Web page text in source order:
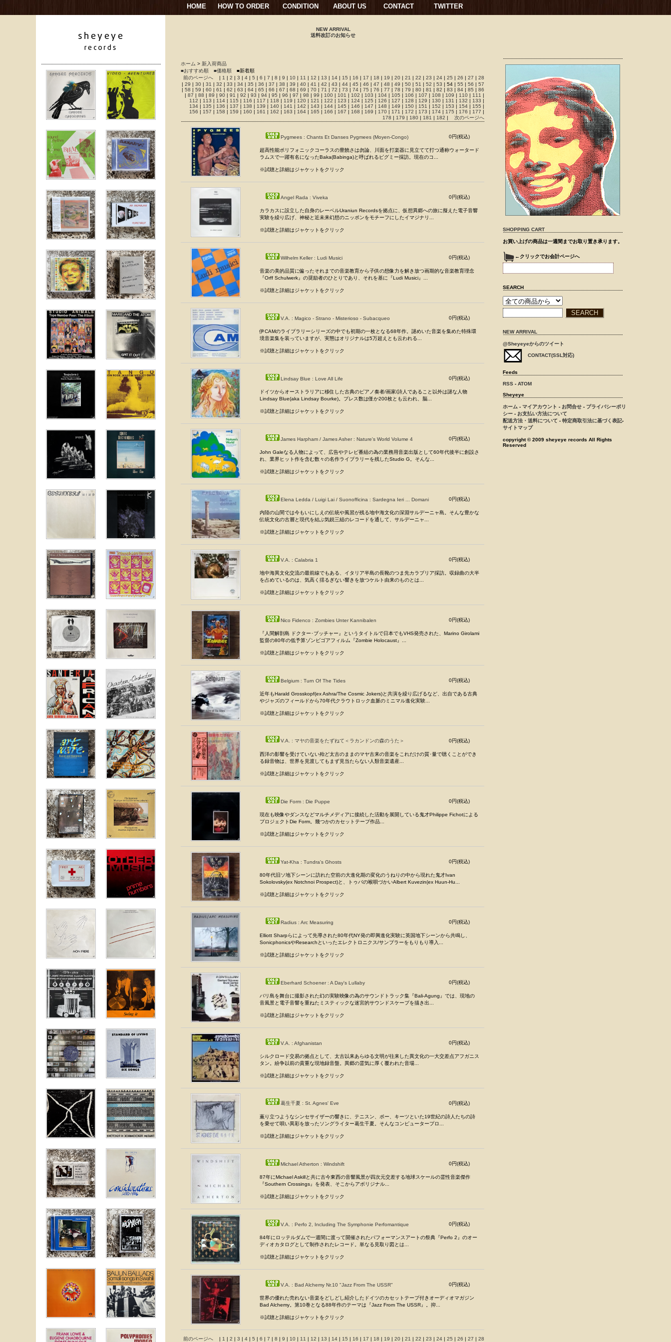
HOME HOW TO ORDER CONDITION ABOUT US CONTACT TWITTER
NEW ARRIVAL
送料改訂のお知らせ
ホーム > 新入荷商品
■おすすめ順
■価格順
■新着順
前のページへ | 1 | 2 | 3 | 4 | 5 | 6 | 7 | 8 | 9 | 10 | 11 | 12 | 13 | 14 | 15 | 16 | 17 | 18 | 19 | 20 | 21 | 22 | 23 | 24 | 25 | 26 | 27 | 28
| 29 | 30 | 31 | 32 | 33 | 34 | 35 | 36 | 37 | 38 | 39 | 40 | 41 | 42 | 43 | 44 | 45 | 46 | 47 | 48 | 49 | 50 | 51 | 52 | 53 | 54 | 55 | 56 | 57
| 58 | 59 | 60 | 61 | 62 | 63 | 64 | 65 | 66 | 67 | 68 | 69 | 70 | 71 | 72 | 73 | 74 | 75 | 76 | 77 | 78 | 79 | 80 | 81 | 82 | 83 | 84 | 85 | 86
| 87 | 88 | 89 | 90 | 91 | 92 | 93 | 94 | 95 | 96 | 97 | 98 | 99 | 100 | 101 | 102 | 103 | 104 | 105 | 106 | 107 | 108 | 109 | 110 | 111 |
112 | 113 | 114 | 115 | 116 | 117 | 118 | 119 | 120 | 121 | 122 | 123 | 124 | 125 | 126 | 127 | 128 | 129 | 130 | 131 | 132 | 133 |
134 | 135 | 136 | 137 | 138 | 139 | 140 | 141 | 142 | 143 | 144 | 145 | 146 | 147 | 148 | 149 | 150 | 151 | 152 | 153 | 154 | 155 |
156 | 157 | 158 | 159 | 160 | 161 | 162 | 163 | 164 | 165 | 166 | 167 | 168 | 169 | 170 | 171 | 172 | 173 | 174 | 175 | 176 | 177 |
178 | 179 | 180 | 181 | 182 | 次のページへ
Pygmees : Chants Et Danses Pygmees (Moyen-Congo) 0円(税込)
超高性能ポリフォニックコーラスの豊饒さは勿論、川面を打楽器に見立てて打つ通称ウォータード
ラムスで一躍有名になったBaka(Babinga)と呼ばれるピグミー採訪。現在のコ...
※試聴と詳細はジャケットをクリック
Angel Rada : Viveka 0円(税込)
カラカスに設立した自身のレーベルUraniun Recordsを拠点に、仮想異郷への旅に擬えた電子音響
実験を繰り広げ、神秘と近未来幻想のニッポンをモチーフにしたイマジナリ...
※試聴と詳細はジャケットをクリック
Wilhelm Keller : Ludi Musici 0円(税込)
音楽の美的品質に偏ったそれまでの音楽教育から子供の想像力を解き放つ画期的な音楽教育理念
『Orff Schulwerk』の奨励者のひとりであり、それを基に『Ludi Musici』...
※試聴と詳細はジャケットをクリック
V.A. : Magico - Strano - Misterioso - Subacqueo 0円(税込)
伊CAMのライブラリーシリーズの中でも初期の一枚となる68年作。謎めいた音楽を集めた特殊環
境音楽集を装っていますが、実態はオリジナルは5万超えとも云われる...
※試聴と詳細はジャケットをクリック
Lindsay Blue : Love All Life 0円(税込)
ドイツからオーストラリアに移住した古典のピアノ奏者/画家/詩人であること以外は謎な人物
Lindsay Blue(aka Lindsay Bourke)。プレス数は僅か200枚とも云われ、脳...
※試聴と詳細はジャケットをクリック
James Harpham / James Asher : Nature's World Volume 4 0円(税込)
John Galeなる人物によって、広告やテレビ番組の為の業務用音楽出版として60年代後半に創設さ
れ、業界ヒット作を含む数々の名作ライブラリーを残したStudio G。そんな...
※試聴と詳細はジャケットをクリック
Elena Ledda / Luigi Lai / Suonofficina : Sardegna Ieri ... Domani 0円(税込)
内陸の山間では今もいにしえの伝統や風習が残る地中海文化の深淵サルデーニャ島。そんな豊かな
伝統文化の古層と現代を結ぶ気鋭三組のレコードを通して、サルデーニャ...
※試聴と詳細はジャケットをクリック
V.A. : Calabria 1 0円(税込)
地中海異文化交流の最前線でもある、イタリア半島の長靴のつま先カラブリア採訪。収録曲の大半
を占めているのは、気高く揺るぎない響きを放つケルト由来のものとは...
※試聴と詳細はジャケットをクリック
Nico Fidenco : Zombies Unter Kannibalen 0円(税込)
『人間解剖島 ドクター･ブッチャー』というタイトルで日本でもVHS発売された、Marino Girolami
監督の80年の低予算ゾンビゴアフィルム『Zombie Holocaust』...
※試聴と詳細はジャケットをクリック
Belgium : Turn Of The Tides 0円(税込)
近年もHarald Grosskopf(ex Ashra/The Cosmic Jokers)と共演を繰り広げるなど、出自である古典
やジャズのフィールドから70年代クラウトロック血脈のミニマル進化実験...
※試聴と詳細はジャケットをクリック
V.A. : マヤの音楽をたずねて＜ラカンドンの森のうた＞ 0円(税込)
西洋の影響を受けていない殆ど太古のままのマヤ古来の音楽をこれだけの質･量で聴くことができ
る録音物は、世界を見渡してもまず見当たらない人類音楽遺産...
※試聴と詳細はジャケットをクリック
Die Form : Die Puppe 0円(税込)
現在も映像やダンスなどマルチメディアに接続した活動を展開している鬼才Philippe Fichotによる
プロジェクトDie Form。幾つかのカセットテープ作品...
※試聴と詳細はジャケットをクリック
Yat-Kha : Tundra's Ghosts 0円(税込)
80年代旧ソ地下シーンに訪れた空前の大進化期の変化のうねりの中から現れた鬼才Ivan
Sokolovsky(ex Notchnoi Prospect)と、トゥバの喉唄づかいAlbert Kuvezin(ex Huun-Hu...
※試聴と詳細はジャケットをクリック
Radius : Arc Measuring 0円(税込)
Elliott Sharpらによって先導された80年代NY発の即興進化実験に英国地下シーンから共鳴し、
SonicphonicsやResearchといったエレクトロニクス/サンプラーをもりもり導入...
※試聴と詳細はジャケットをクリック
Eberhard Schoener : A Day's Lullaby 0円(税込)
バリ島を舞台に撮影された幻の実験映像の為のサウンドトラック集『Bali-Agung』では、現地の
音風景と電子音響を重ねたミスティックな迷宮的サウンドスケープを描き出...
※試聴と詳細はジャケットをクリック
V.A. : Afghanistan 0円(税込)
シルクロード交易の拠点として、太古以来あらゆる文明が往来した異文化の一大交差点アフガニス
タン。紛争以前の貴重な現地録音盤。異郷の霊気に厚く覆われた音場...
※試聴と詳細はジャケットをクリック
葛生千夏 : St. Agnes' Eve 0円(税込)
薫り立つようなシンセサイザーの響きに、テニスン、ポー、キーツといた19世紀の詩人たちの詩
を乗せて唄い異彩を放ったソングライター葛生千夏。そんなコンピュータープロ...
※試聴と詳細はジャケットをクリック
Michael Atherton : Windshift 0円(税込)
87年にMichael Askillと共に古今東西の音響風景が四次元交差する地球スケールの霊性音楽傑作
『Southern Crossings』を発表、そこからアボリジナル...
※試聴と詳細はジャケットをクリック
V.A. : Perfo 2, Including The Symphonie Perfomantique 0円(税込)
84年にロッテルダムで一週間に渡って開催されたパフォーマンスアートの祭典『Perfo 2』のオー
ディオカタログとして制作されたレコード。単なる見取り図とは...
※試聴と詳細はジャケットをクリック
V.A. : Bad Alchemy Nr.10 "Jazz From The USSR" 0円(税込)
世界の優れた売れない音楽をどしどし紹介したドイツのカセットテープ付きオーディオマガジン
Bad Alchemy。第10巻となる88年作のテーマは『Jazz From The USSR』。抑...
※試聴と詳細はジャケットをクリック
前のページへ | 1 | 2 | 3 | 4 | 5 | 6 | 7 | 8 | 9 | 10 | 11 | 12 | 13 | 14 | 15 | 16 | 17 | 18 | 19 | 20 | 21 | 22 | 23 | 24 | 25 | 26 | 27 | 28
SHOPPING CART
お買い上げの商品は一週間までお取り置き承ります。
←クリックでお会計ページへ
SEARCH
NEW ARRIVAL
@Sheyeyeからのツイート
CONTACT(SSL対応)
Feeds
RSS - ATOM
Sheyeye
ホーム - マイアカウント - お問合せ - プライバシーポリ
シー - お支払い方法について
配送方法・送料について - 特定商取引法に基づく表記-
サイトマップ
copyright © 2009 sheyeye records All Rights
Reserved